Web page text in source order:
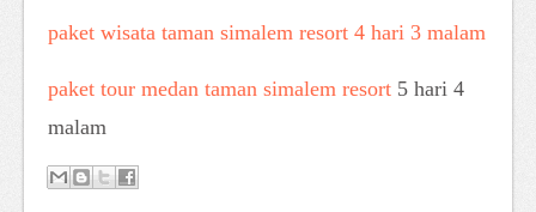
paket wisata taman simalem resort 4 hari 3 malam
paket tour medan taman simalem resort 5 hari 4
malam